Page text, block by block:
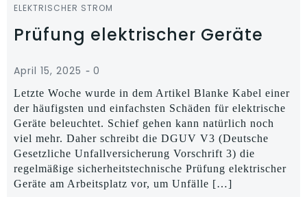
ELEKTRISCHER STROM
Prüfung elektrischer Geräte
April 15, 2025 - 0
Letzte Woche wurde in dem Artikel Blanke Kabel einer
der häufigsten und einfachsten Schäden für elektrische
Geräte beleuchtet. Schief gehen kann natürlich noch
viel mehr. Daher schreibt die DGUV V3 (Deutsche
Gesetzliche Unfallversicherung Vorschrift 3) die
regelmäßige sicherheitstechnische Prüfung elektrischer
Geräte am Arbeitsplatz vor, um Unfälle […]